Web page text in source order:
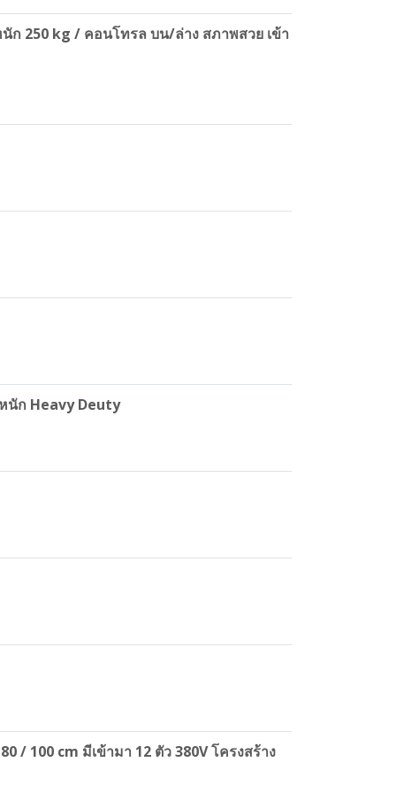
ก 250 kg / คอนโทรล บน/ล่าง สภาพสวย เข้า
หนัก Heavy Deuty
/ 100 cm มีเข้ามา 12 ตัว 380V โครงสร้าง